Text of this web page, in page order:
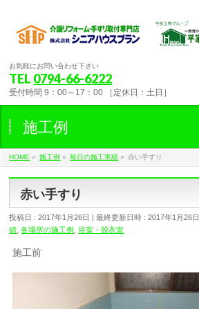
お気軽にお問い合わせ下さい
TEL 0794-66-6222
受付時間 9：00～17：00 ［定休日：土日］
施工例
HOME » 施工例 » 毎日の施工実績 » 赤い手すり
赤い手すり
投稿日 : 2017年1月26日 最終更新日時 : 2017年1月26日
績 ,各場所の施工例 ,浴室・脱衣室
施工前